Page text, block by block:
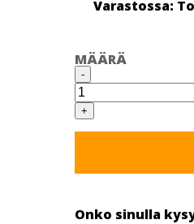
Varastossa:
MÄÄRÄ
KAASU
HITSAAJAN
LASIT,
PYÖREÄ
LINSSI
DIN
-
+
Onko sinulla